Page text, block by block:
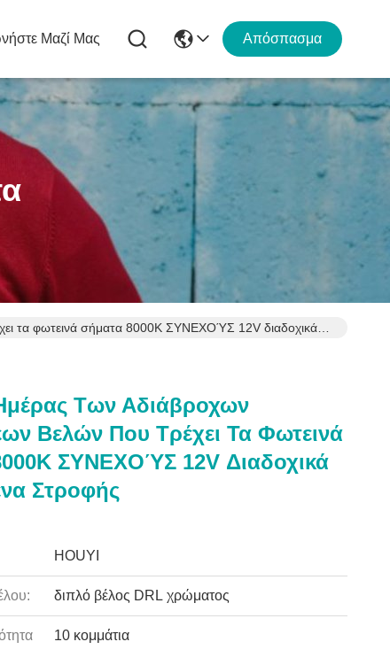
Μαζί Μας Απόσπασμα
τα φωτεινά σήματα 8000K ΣΥΝΕΧΟΎΣ 12V διαδοχικά
Των Αδιάβροχων
Βελών Που Τρέχει Τα Φωτεινά
ΣΥΝΕΧΟΎΣ 12V Διαδοχικά
Στροφής
HOUYI
διπλό βέλος DRL χρώματος
10 κομμάτια